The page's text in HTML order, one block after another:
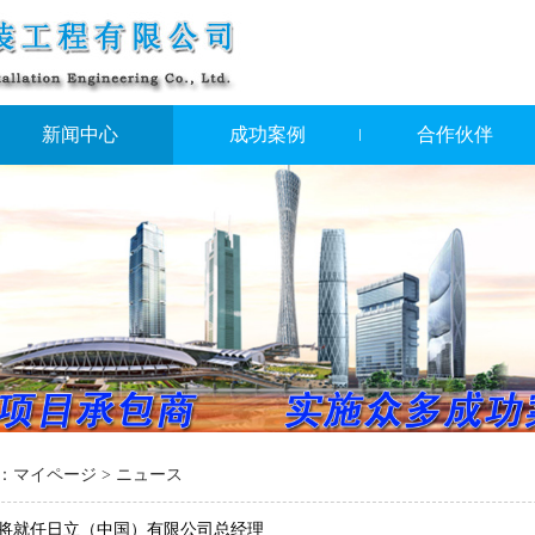
新闻中心 成功案例 合作伙伴
マイページ > ニュース
就任日立（中国）有限公司总经理